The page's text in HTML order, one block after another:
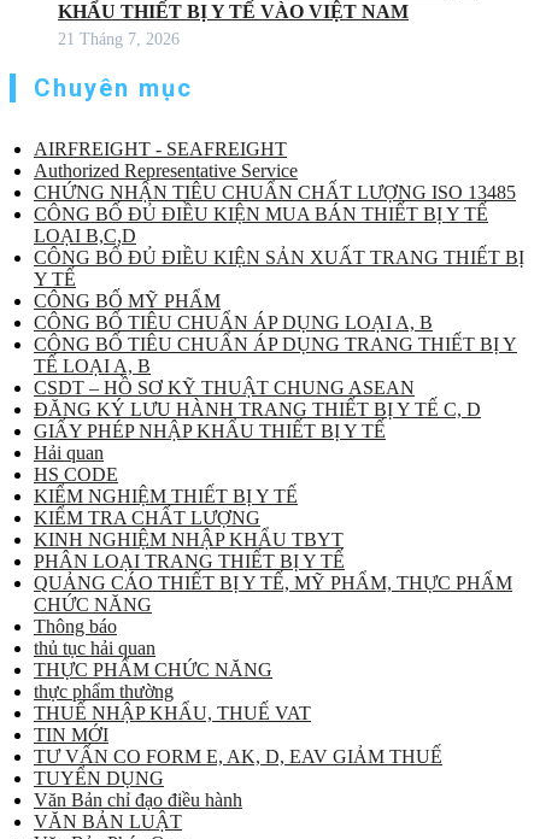
KHẨU THIẾT BỊ Y TẾ VÀO VIỆT NAM
21 Tháng 7, 2026
Chuyên mục
AIRFREIGHT - SEAFREIGHT
Authorized Representative Service
CHỨNG NHẬN TIÊU CHUẨN CHẤT LƯỢNG ISO 13485
CÔNG BỐ ĐỦ ĐIỀU KIỆN MUA BÁN THIẾT BỊ Y TẾ
LOẠI B,C,D
CÔNG BỐ ĐỦ ĐIỀU KIỆN SẢN XUẤT TRANG THIẾT BỊ
Y TẾ
CÔNG BỐ MỸ PHẨM
CÔNG BỐ TIÊU CHUẨN ÁP DỤNG LOẠI A, B
CÔNG BỐ TIÊU CHUẨN ÁP DỤNG TRANG THIẾT BỊ Y
TẾ LOẠI A, B
CSDT – HỒ SƠ KỸ THUẬT CHUNG ASEAN
ĐĂNG KÝ LƯU HÀNH TRANG THIẾT BỊ Y TẾ C, D
GIẤY PHÉP NHẬP KHẨU THIẾT BỊ Y TẾ
Hải quan
HS CODE
KIỂM NGHIỆM THIẾT BỊ Y TẾ
KIỂM TRA CHẤT LƯỢNG
KINH NGHIỆM NHẬP KHẨU TBYT
PHÂN LOẠI TRANG THIẾT BỊ Y TẾ
QUẢNG CÁO THIẾT BỊ Y TẾ, MỸ PHẨM, THỰC PHẨM
CHỨC NĂNG
Thông báo
thủ tục hải quan
THỰC PHẨM CHỨC NĂNG
thực phẩm thường
THUẾ NHẬP KHẨU, THUẾ VAT
TIN MỚI
TƯ VẤN CO FORM E, AK, D, EAV GIẢM THUẾ
TUYỂN DỤNG
Văn Bản chỉ đạo điều hành
VĂN BẢN LUẬT